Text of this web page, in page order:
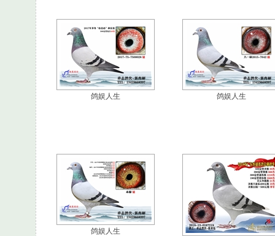
鸽娱人生 鸽娱人生
鸽娱人生